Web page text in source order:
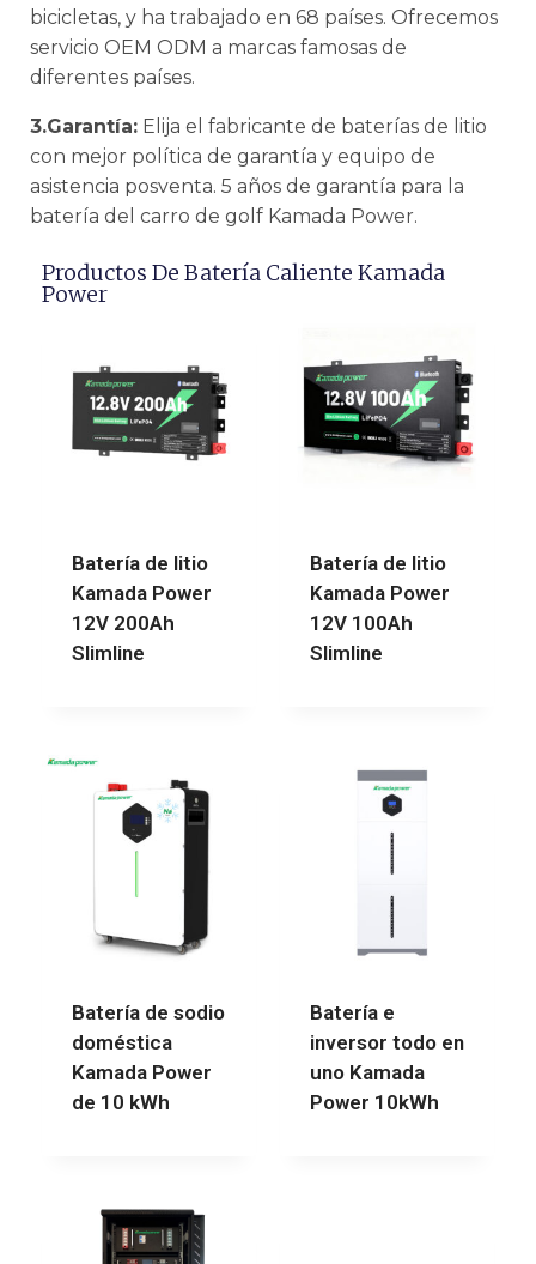
bicicletas, y ha trabajado en 68 países. Ofrecemos
servicio OEM ODM a marcas famosas de
diferentes países.
3.Garantía: Elija el fabricante de baterías de litio
con mejor política de garantía y equipo de
asistencia posventa. 5 años de garantía para la
batería del carro de golf Kamada Power.
Productos De Batería Caliente Kamada
Power
Batería de litio
Kamada Power
12V 200Ah
Slimline
Batería de litio
Kamada Power
12V 100Ah
Slimline
Batería de sodio
doméstica
Kamada Power
de 10 kWh
Batería e
inversor todo en
uno Kamada
Power 10kWh